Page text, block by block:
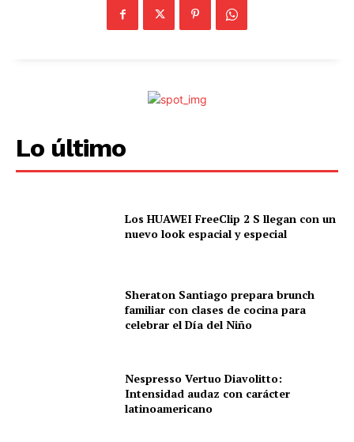
Lo último
Los HUAWEI FreeClip 2 S llegan con un
nuevo look espacial y especial
Sheraton Santiago prepara brunch
familiar con clases de cocina para
celebrar el Día del Niño
Nespresso Vertuo Diavolitto:
Intensidad audaz con carácter
latinoamericano